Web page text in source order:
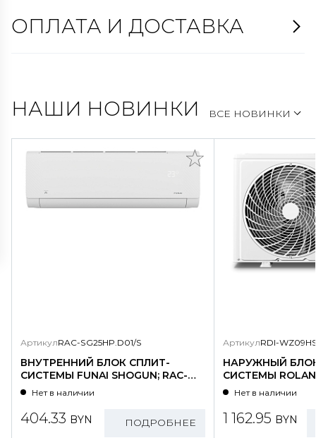
ОПЛАТА И ДОСТАВКА
НАШИ НОВИНКИ ВСЕ НОВИНКИ
АртикулRAC-SG25HP.D01/S
ВНУТРЕННИЙ БЛОК СПЛИТ-
СИСТЕМЫ FUNAI SHOGUN; RAC-
SG25HP.D01/S
Нет в наличии
404.33 BYN ПОДРОБНЕЕ
АртикулRDI-
НАРУЖНЫЙ
СИСТЕМЫ
WZ09HSS/N1-
Нет в наличии
1 162.95 BYN